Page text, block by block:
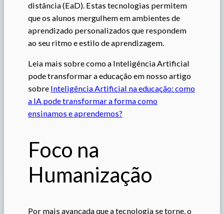
distância (EaD). Estas tecnologias permitem
que os alunos mergulhem em ambientes de
aprendizado personalizados que respondem
ao seu ritmo e estilo de aprendizagem.
Leia mais sobre como a Inteligência Artificial
pode transformar a educação em nosso artigo
sobre Inteligência Artificial na educação: como
a IA pode transformar a forma como
ensinamos e aprendemos?
Foco na
Humanização
Por mais avançada que a tecnologia se torne, o